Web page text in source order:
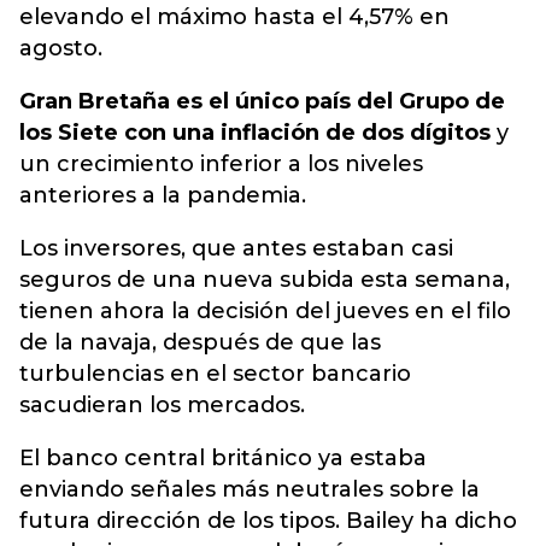
elevando el máximo hasta el 4,57% en
agosto.
Gran Bretaña es el único país del Grupo de
los Siete con una inflación de dos dígitos y
un crecimiento inferior a los niveles
anteriores a la pandemia.
Los inversores, que antes estaban casi
seguros de una nueva subida esta semana,
tienen ahora la decisión del jueves en el filo
de la navaja, después de que las
turbulencias en el sector bancario
sacudieran los mercados.
El banco central británico ya estaba
enviando señales más neutrales sobre la
futura dirección de los tipos. Bailey ha dicho